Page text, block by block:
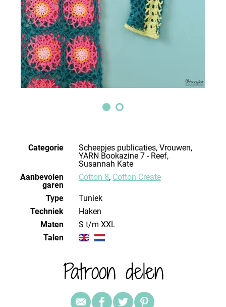
Categorie
Scheepjes publicaties, Vrouwen,
YARN Bookazine 7 - Reef,
Susannah Kate
Aanbevolen
garen
Cotton 8, Cotton Create
Type
Tuniek
Techniek
haken
Maten
S t/m XXL
Talen
Patroon delen